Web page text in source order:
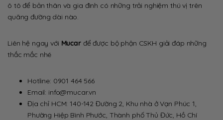
ô tô để bản thân và gia đình có những trải nghiệm thú vị trên
quãng đường dài nào.
Liên hệ ngay với Mucarđể được bộ phận CSKH giải đáp những
thắc mắc nhé
Hotline: 0901 464 566
Email: info@mucar.vn
Địa chỉ HCM: 140-142 Đường 2, Khu nhà ở Vạn Phúc 1,
Phường Hiệp Bình Phước, Thành phố Thủ Đức, Hồ Chí